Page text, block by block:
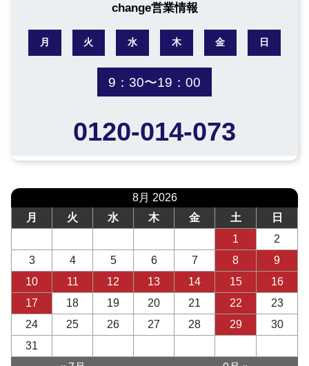
change営業情報
月 火 水 木 金 日
9：30〜19：00
0120-014-073
8月 2026
月
火 水 木 金 土
日
1
2
3
4 5 6 7 8
9
10
11 12 13 14 15
16
17
18 19 20 21 22
23
24
25 26 27 28 29
30
31